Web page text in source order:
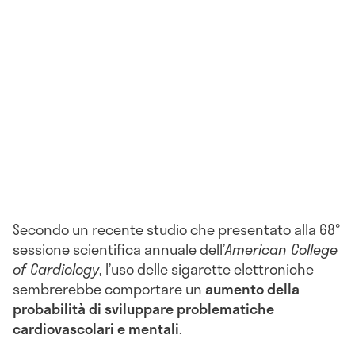
Secondo un recente studio che presentato alla 68°
sessione scientifica annuale dell’American College
of Cardiology, l’uso delle sigarette elettroniche
sembrerebbe comportare unaumento della
probabilità di sviluppare problematiche
cardiovascolari e mentali.